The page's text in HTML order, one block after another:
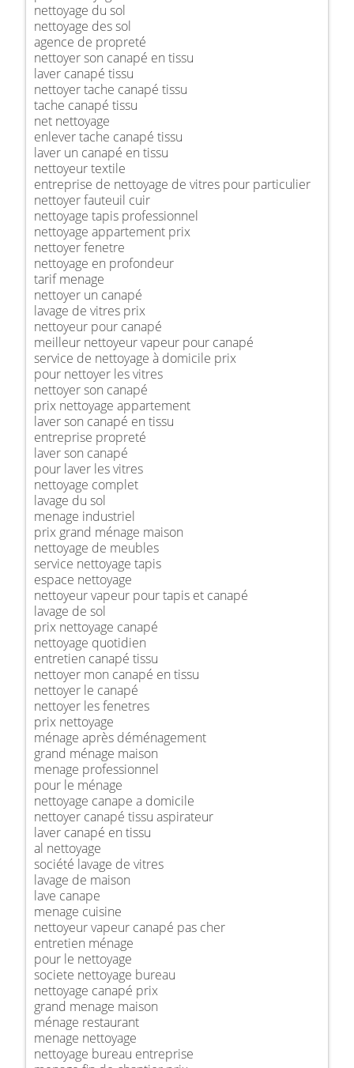
nettoyage du sol
nettoyage des sol
agence de propreté
nettoyer son canapé en tissu
laver canapé tissu
nettoyer tache canapé tissu
tache canapé tissu
net nettoyage
enlever tache canapé tissu
laver un canapé en tissu
nettoyeur textile
entreprise de nettoyage de vitres pour particulier
nettoyer fauteuil cuir
nettoyage tapis professionnel
nettoyage appartement prix
nettoyer fenetre
nettoyage en profondeur
tarif menage
nettoyer un canapé
lavage de vitres prix
nettoyeur pour canapé
meilleur nettoyeur vapeur pour canapé
service de nettoyage à domicile prix
pour nettoyer les vitres
nettoyer son canapé
prix nettoyage appartement
laver son canapé en tissu
entreprise propreté
laver son canapé
pour laver les vitres
nettoyage complet
lavage du sol
menage industriel
prix grand ménage maison
nettoyage de meubles
service nettoyage tapis
espace nettoyage
nettoyeur vapeur pour tapis et canapé
lavage de sol
prix nettoyage canapé
nettoyage quotidien
entretien canapé tissu
nettoyer mon canapé en tissu
nettoyer le canapé
nettoyer les fenetres
prix nettoyage
ménage après déménagement
grand ménage maison
menage professionnel
pour le ménage
nettoyage canape a domicile
nettoyer canapé tissu aspirateur
laver canapé en tissu
al nettoyage
société lavage de vitres
lavage de maison
lave canape
menage cuisine
nettoyeur vapeur canapé pas cher
entretien ménage
pour le nettoyage
societe nettoyage bureau
nettoyage canapé prix
grand menage maison
ménage restaurant
menage nettoyage
nettoyage bureau entreprise